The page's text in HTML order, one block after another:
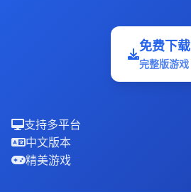
免费下载
完整版游戏
支持多平台
中文版本
精美游戏